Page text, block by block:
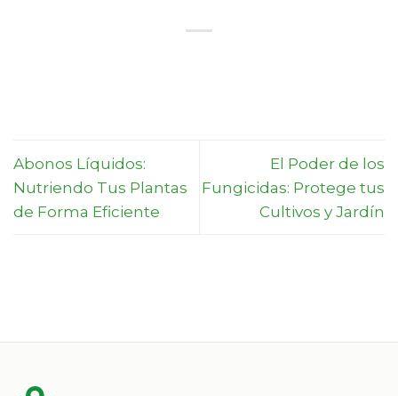
Abonos Líquidos:
Nutriendo Tus Plantas
de Forma Eficiente
El Poder de los
Fungicidas: Protege tus
Cultivos y Jardín